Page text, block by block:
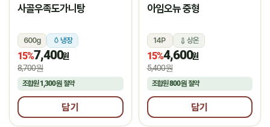
사골우족도가니탕
600g 냉장
15%7,400원
8,700원
조합원1,300원 절약
담기
아임오뉴 중형
14P 상온
15%4,600원
5,400원
조합원800원절약
담기